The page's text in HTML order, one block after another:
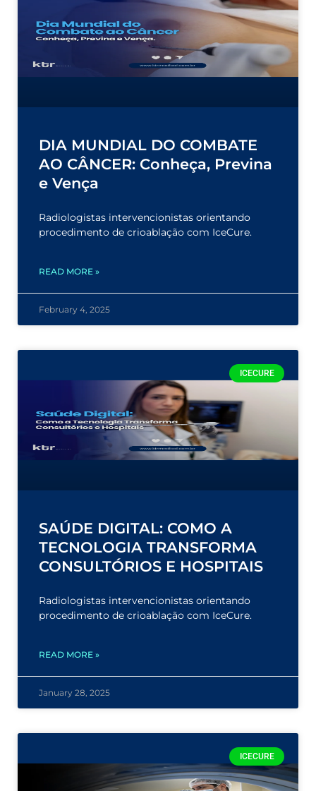
DIA MUNDIAL DO COMBATE
AO CÂNCER: Conheça, Previna
e Vença
Radiologistas intervencionistas orientando
procedimento de crioablação com IceCure.
READ MORE »
February 4, 2025
ICECURE
SAÚDE DIGITAL: COMO A
TECNOLOGIA TRANSFORMA
CONSULTÓRIOS E HOSPITAIS
Radiologistas intervencionistas orientando
procedimento de crioablação com IceCure.
READ MORE »
January 28, 2025
ICECURE